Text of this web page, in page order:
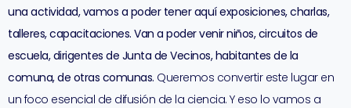
una actividad, vamos a poder tener aquí exposiciones, charlas,
talleres, capacitaciones. Van a poder venir niños, circuitos de
escuela, dirigentes de Junta de Vecinos, habitantes de la
comuna, de otras comunas. Queremos convertir este lugar en
un foco esencial de difusión de la ciencia. Y eso lo vamos a